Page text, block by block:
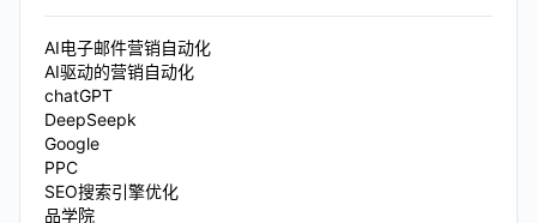
AI电子邮件营销自动化
AI驱动的营销自动化
chatGPT
DeepSeepk
Google
PPC
SEO搜索引擎优化
品学院